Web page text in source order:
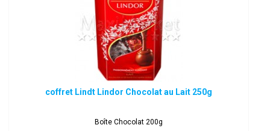
coffret Lindt Lindor Chocolat au Lait 250g
Boîte Chocolat 200g